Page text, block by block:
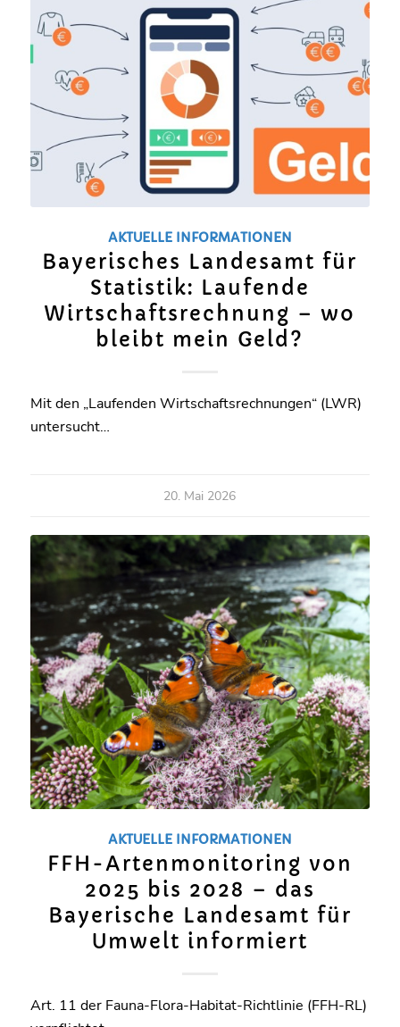
AKTUELLE INFORMATIONEN
Bayerisches Landesamt für
Statistik: Laufende
Wirtschaftsrechnung – wo
bleibt mein Geld?
Mit den „Laufenden Wirtschaftsrechnungen“ (LWR)
untersucht…
20. Mai 2026
AKTUELLE INFORMATIONEN
FFH-Artenmonitoring von
2025 bis 2028 – das
Bayerische Landesamt für
Umwelt informiert
Art. 11 der Fauna-Flora-Habitat-Richtlinie (FFH-RL)